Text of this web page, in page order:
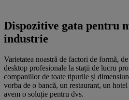
Dispozitive gata pentru
industrie
Varietatea noastră de factori de formă,
desktop profesionale la stații de lucru
companiilor de toate tipurile și
vorba de o bancă, un restaurant, un
avem o soluție pentru dvs.